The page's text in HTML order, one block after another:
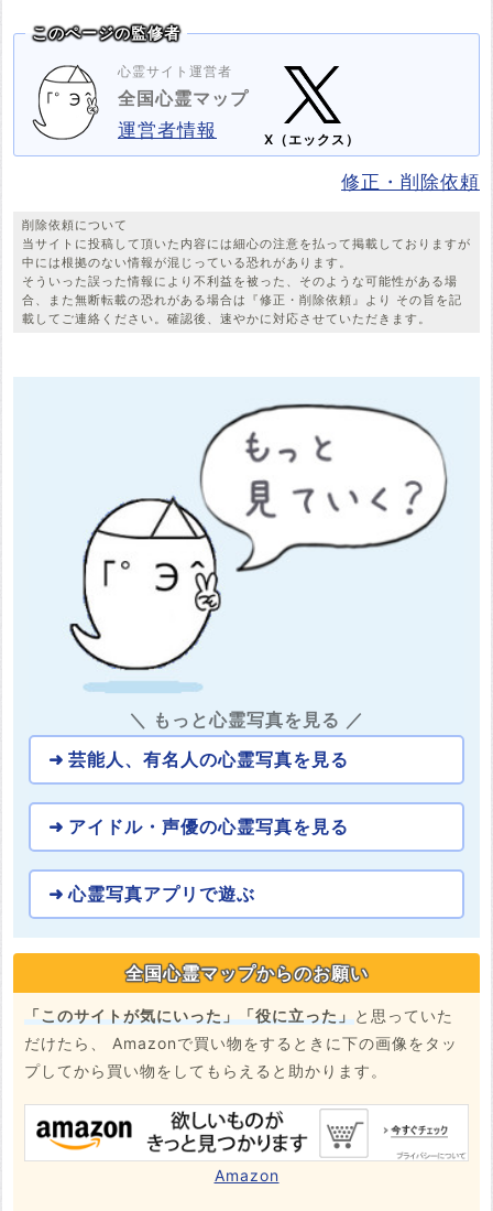
このページの監修者
心霊サイト運営者
全国心霊マップ
運営者情報
X（エックス）
修正・削除依頼
削除依頼について
当サイトに投稿して頂いた内容には細心の注意を払って掲載しておりますが
中には根拠のない情報が混じっている恐れがあります。
そういった誤った情報により不利益を被った、そのような可能性がある場
合、また無断転載の恐れがある場合は『修正・削除依頼』より その旨を記
載してご連絡ください。確認後、速やかに対応させていただきます。
＼ もっと心霊写真を見る ／
芸能人、有名人の心霊写真を見る
アイドル・声優の心霊写真を見る
心霊写真アプリで遊ぶ
全国心霊マップからのお願い
「このサイトが気にいった」「役に立った」と思っていた
だけたら、 Amazonで買い物をするときに下の画像をタッ
プしてから買い物をしてもらえると助かります。
Amazon